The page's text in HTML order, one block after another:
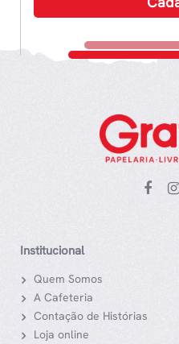
Institucional
Quem Somos
A Cafeteria
Contação de Histórias
Loja online